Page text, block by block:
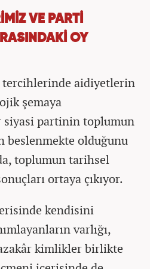
VE PARTİ
OY
tercihlerinde aidiyetlerin
şemaya
partinin toplumun
beslenmekte olduğunu
toplumun tarihsel
ortaya çıkıyor.
kendisini
varlığı,
kimlikler birlikte